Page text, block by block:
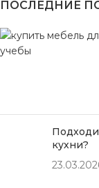
ПОСЛЕДНИЕ
кухни?